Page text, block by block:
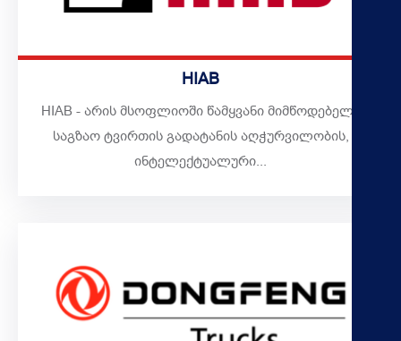
HIAB
HIAB - არის მსოფლიოში წამყვანი მიმწოდებელი
საგზაო ტვირთის გადატანის აღჭურვილობის,
ინტელექტუალური...